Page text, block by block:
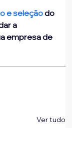
e seleção do
a
empresa de
Ver tudo